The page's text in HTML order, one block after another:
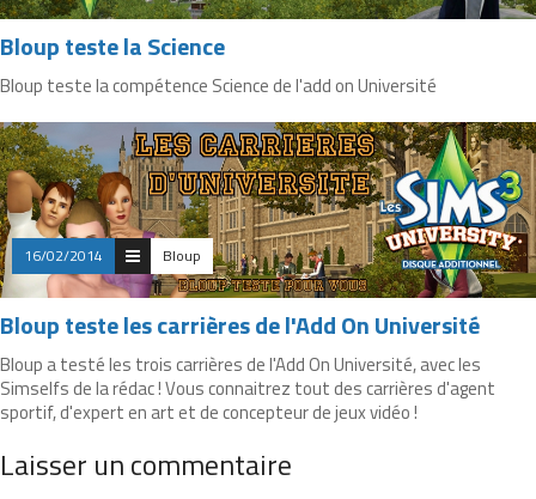
Bloup teste la Science
Bloup teste la compétence Science de l'add on Université
16/02/2014 Bloup
Bloup teste les carrières de l'Add On Université
Bloup a testé les trois carrières de l'Add On Université, avec les
Simselfs de la rédac ! Vous connaitrez tout des carrières d'agent
sportif, d'expert en art et de concepteur de jeux vidéo !
Laisser un commentaire